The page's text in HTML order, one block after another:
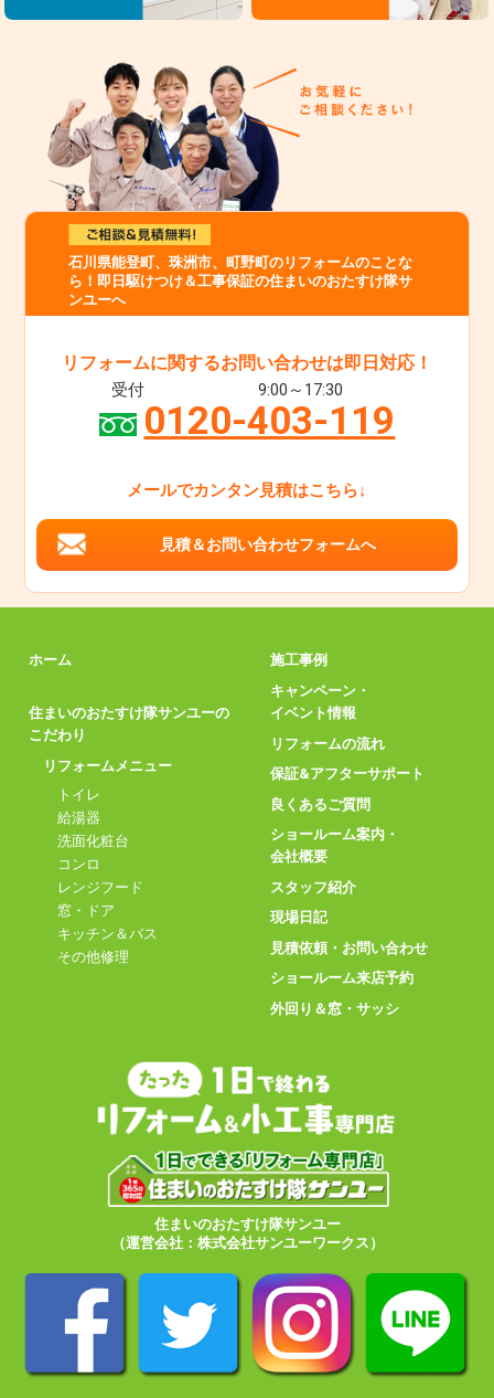
石川県能登町、珠洲市、町野町のリフォームのことな
ら！即日駆けつけ＆工事保証の住まいのおたすけ隊サ
ンユーへ
リフォームに関するお問い合わせは即日対応！
受付 9:00～17:30
0120-403-119
メールでカンタン見積はこちら↓
見積＆お問い合わせフォームへ
ホーム
住まいのおたすけ隊サンユーの
こだわり
リフォームメニュー
トイレ
給湯器
洗面化粧台
コンロ
レンジフード
窓・ドア
キッチン＆バス
その他修理
施工事例
キャンペーン・
イベント情報
リフォームの流れ
保証&アフターサポート
良くあるご質問
ショールーム案内・
会社概要
スタッフ紹介
現場日記
見積依頼・お問い合わせ
ショールーム来店予約
外回り＆窓・サッシ
住まいのおたすけ隊サンユー
（運営会社：株式会社サンユーワークス）